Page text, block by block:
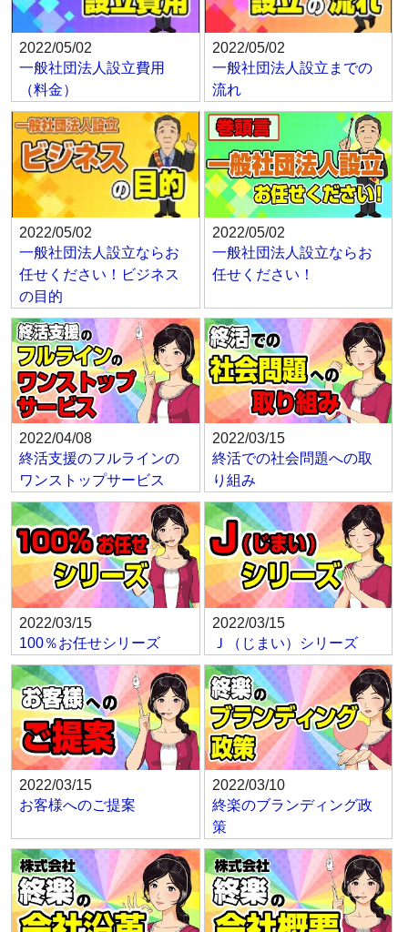
2022/05/02
一般社団法人設立費用
（料金）
2022/05/02
一般社団法人設立までの
流れ
2022/05/02
一般社団法人設立ならお
任せください！ビジネス
の目的
2022/05/02
一般社団法人設立ならお
任せください！
2022/04/08
終活支援のフルラインの
ワンストップサービス
2022/03/15
終活での社会問題への取
り組み
2022/03/15
100％お任せシリーズ
2022/03/15
Ｊ（じまい）シリーズ
2022/03/15
お客様へのご提案
2022/03/10
終楽のブランディング政
策